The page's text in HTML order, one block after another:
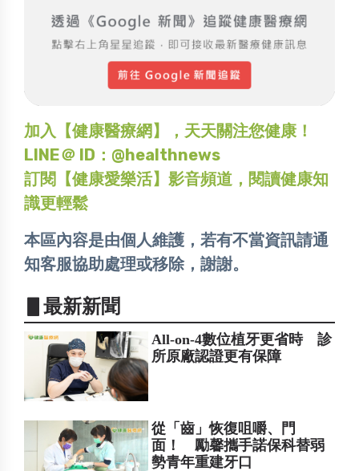
加入【健康醫療網】，天天關注您健康！
LINE＠ ID：@healthnews
訂閱【健康愛樂活】影音頻道，閱讀健康知
識更輕鬆
本區內容是由個人維護，若有不當資訊請通
知客服協助處理或移除，謝謝。
▋最新新聞
All-on-4數位植牙更省時 診
所原廠認證更有保障
從「齒」恢復咀嚼、門
面！ 勵馨攜手諾保科替弱
勢青年重建牙口